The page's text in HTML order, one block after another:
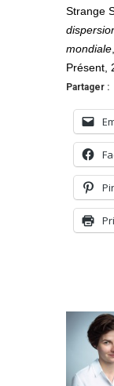
Strange
mondiale
Présent,
Partager :